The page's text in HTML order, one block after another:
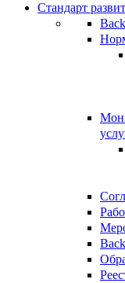
Стандарт
Back
Back